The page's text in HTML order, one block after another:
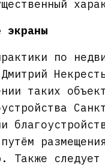
экраны
по
таких
Также